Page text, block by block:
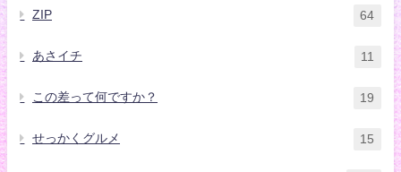
ZIP 64
あさイチ 11
この差って何ですか？ 19
せっかくグルメ 15